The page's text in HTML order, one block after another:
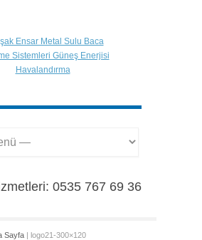
0535 767 69 36
Sayfa | logo21-300×120